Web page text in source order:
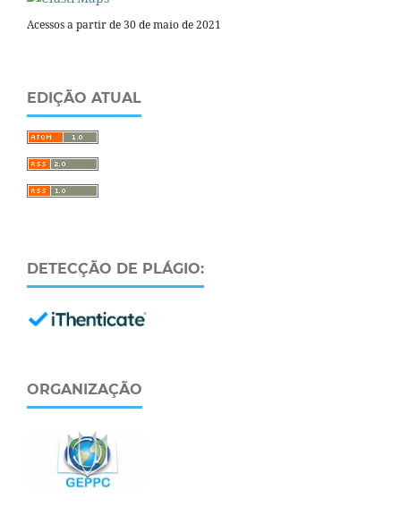
Acessos a partir de 30 de maio de 2021
EDIÇÃO ATUAL
DETECÇÃO DE PLÁGIO:
ORGANIZAÇÃO